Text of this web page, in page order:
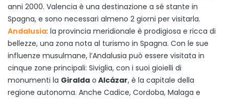
anni 2000. Valencia è una destinazione a sé stante in
Spagna, e sono necessari almeno 2 giorni per visitarla.
Andalusia: la provincia meridionale è prodigiosa e ricca di
bellezze, una zona nota al turismo in Spagna. Con le sue
influenze musulmane, l’Andalusia può essere visitata in
cinque zone principali: Siviglia, con i suoi gioielli di
monumenti la Giralda o Alcázar, è la capitale della
regione autonoma. Anche Cadice, Cordoba, Malaga e